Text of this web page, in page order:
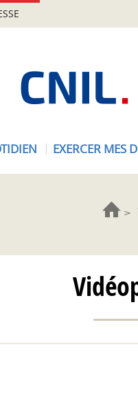
EXERCER MES